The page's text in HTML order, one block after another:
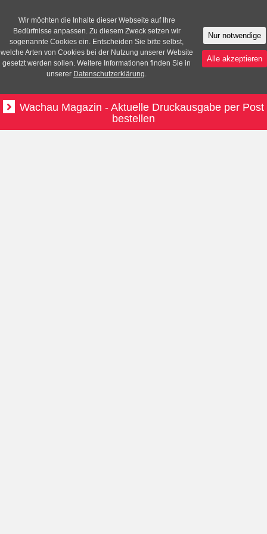
Wachau Magazin - Aktuelle Druckausgabe per Post
bestellen
Wir möchten die Inhalte dieser Webseite auf Ihre
Bedürfnisse anpassen. Zu diesem Zweck setzen wir
sogenannte Cookies ein. Entscheiden Sie bitte selbst,
welche Arten von Cookies bei der Nutzung unserer Website
gesetzt werden sollen. Weitere Informationen finden Sie in
unserer Datenschutzerklärung.
Nur notwendige
Alle akzeptieren